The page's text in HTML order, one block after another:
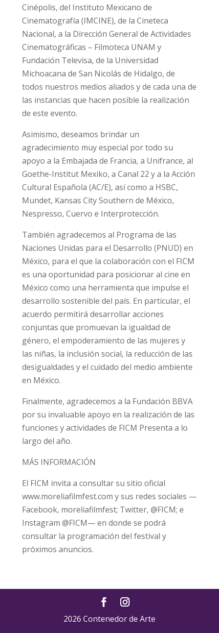
Cinépolis, del Instituto Mexicano de
Cinematografía (IMCINE), de la Cineteca
Nacional, a la Dirección General de Actividades
Cinematográficas – Filmoteca UNAM y
Fundación Televisa, de la Universidad
Michoacana de San Nicolás de Hidalgo, de
todos nuestros medios aliados y de cada una de
las instancias que hacen posible la realización
de este evento.
Asimismo, deseamos brindar un
agradecimiento muy especial por todo su
apoyo a la Embajada de Francia, a Unifrance, al
Goethe-Institut Mexiko, a Canal 22 y a la Acción
Cultural Española (AC/E), así como a HSBC,
Mundet, Kansas City Southern de México,
Nespresso, Cuervo e Interprotección.
También agradecemos al Programa de las
Naciones Unidas para el Desarrollo (PNUD) en
México, para el que la colaboración con el FICM
es una oportunidad para posicionar al cine en
México como una herramienta que impulse el
desarrollo sostenible del país. En particular, el
acuerdo permitirá desarrollar acciones
conjuntas que promuevan la igualdad de
género, el empoderamiento de las mujeres y
las niñas, la inclusión social, la reducción de las
desigualdades y el cuidado del medio ambiente
en México.
Finalmente, agradecemos a la Fundación BBVA
por su invaluable apoyo en la realización de las
funciones y actividades de FICM Presenta a lo
largo del año.
MÁS INFORMACIÓN
El FICM invita a consultar su sitio oficial
www.moreliafilmfest.com y sus redes sociales —
Facebook, moreliafilmfest; Twitter, @FICM; e
Instagram @FICM— en donde se podrá
consultar la programación del festival y
próximos anuncios.
2026 Contenedor de Arte